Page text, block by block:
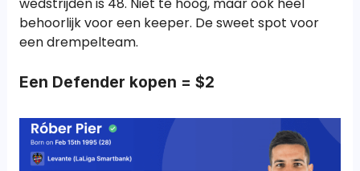
behoorlijk voor een keeper. De sweet spot voor
een drempelteam.
Een Defender kopen = $2